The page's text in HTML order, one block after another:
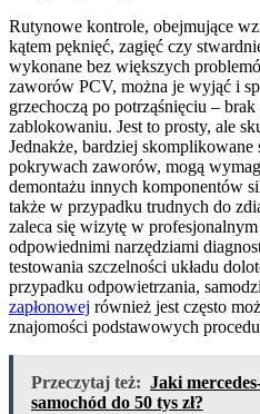
Rutynowe kontrole, obejmujące
kątem pęknięć, zagięć czy
wykonane bez większych
zaworów PCV, można je wyjąć i
grzechoczą po potrząśnięciu –
zablokowaniu. Jest to prosty, ale
Jednakże, bardziej
pokrywach zaworów, mogą
demontażu innych komponentów
także w przypadku trudnych do
zaleca się wizytę w
odpowiednimi narzędziami
testowania szczelności układu
przypadku odpowietrzania,
zapłonowej również jest często
znajomości podstawowych
Przeczytaj też: Jaki
samochód do 50 tys zł?